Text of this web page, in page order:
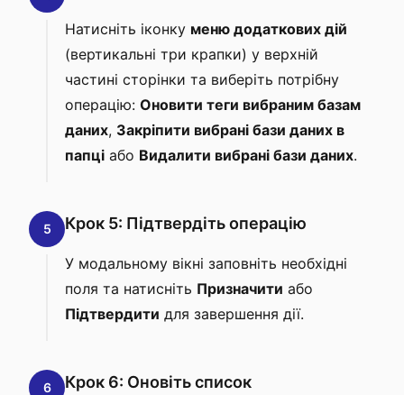
Натисніть іконку меню додаткових дій
(вертикальні три крапки) у верхній
частині сторінки та виберіть потрібну
операцію: Оновити теги вибраним базам
даних, Закріпити вибрані бази даних в
папці або Видалити вибрані бази даних.
5 Крок 5: Підтвердіть операцію
У модальному вікні заповніть необхідні
поля та натисніть Призначити або
Підтвердити для завершення дії.
6 Крок 6: Оновіть список